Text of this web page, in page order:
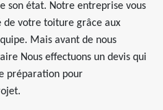
son état. Notre entreprise vous
votre toiture grâce aux
Mais avant de nous
Nous effectuons un devis qui
préparation pour